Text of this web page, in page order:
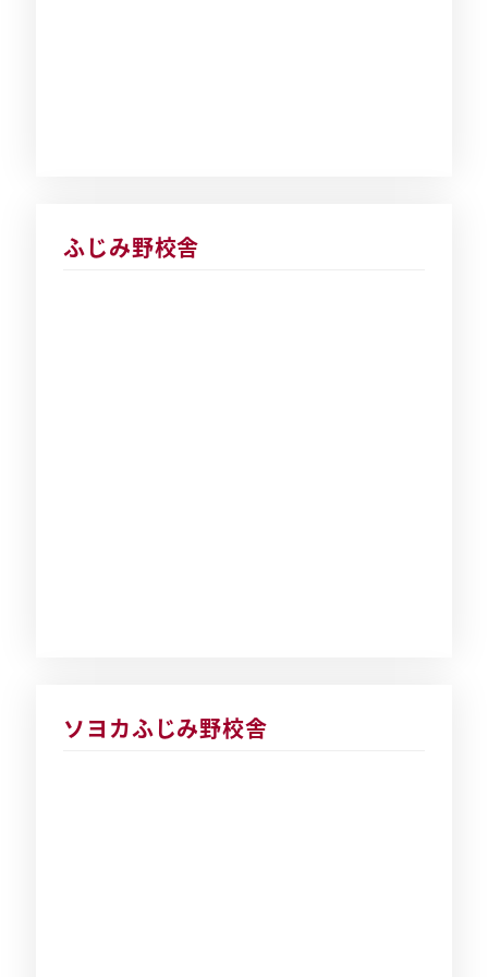
ふじみ野校舎
ソヨカふじみ野校舎